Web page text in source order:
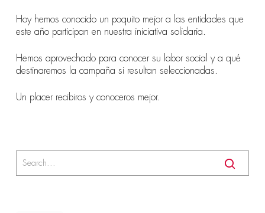
Hoy hemos conocido un poquito mejor a las entidades que
este año participan en nuestra iniciativa solidaria.
Hemos aprovechado para conocer su labor social y a qué
destinaremos la campaña si resultan seleccionadas.
Un placer recibiros y conoceros mejor.